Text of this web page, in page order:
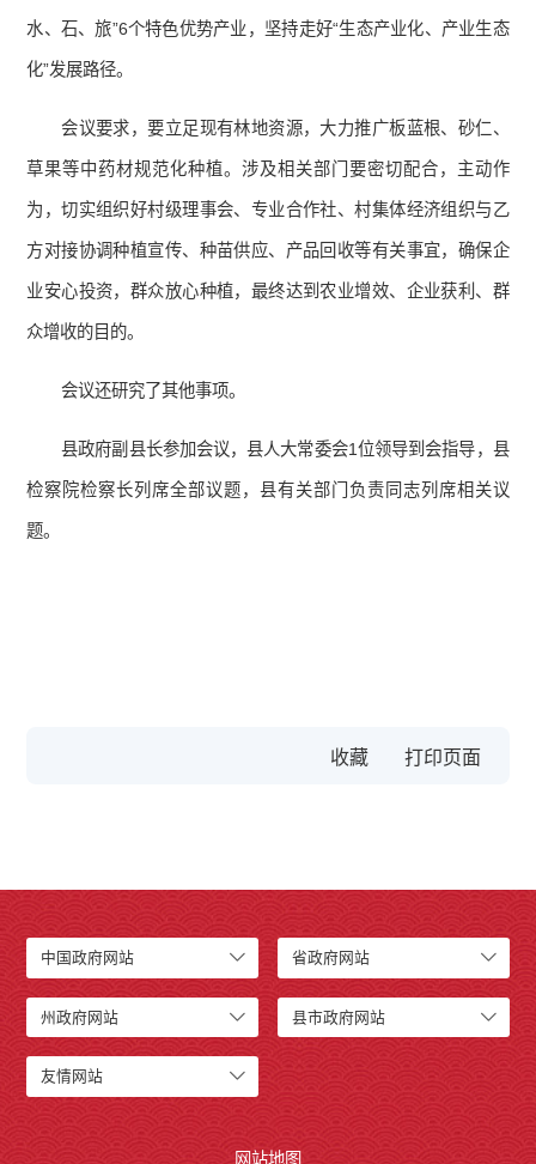
水、石、旅”6个特色优势产业，坚持走好“生态产业化、产业生态
化”发展路径。
会议要求，要立足现有林地资源，大力推广板蓝根、砂仁、
草果等中药材规范化种植。涉及相关部门要密切配合，主动作
为，切实组织好村级理事会、专业合作社、村集体经济组织与乙
方对接协调种植宣传、种苗供应、产品回收等有关事宜，确保企
业安心投资，群众放心种植，最终达到农业增效、企业获利、群
众增收的目的。
会议还研究了其他事项。
县政府副县长参加会议，县人大常委会1位领导到会指导，县
检察院检察长列席全部议题，县有关部门负责同志列席相关议
题。
收藏
中国政府网站 省政府网站
州政府网站 县市政府网站
友情网站
网站地图